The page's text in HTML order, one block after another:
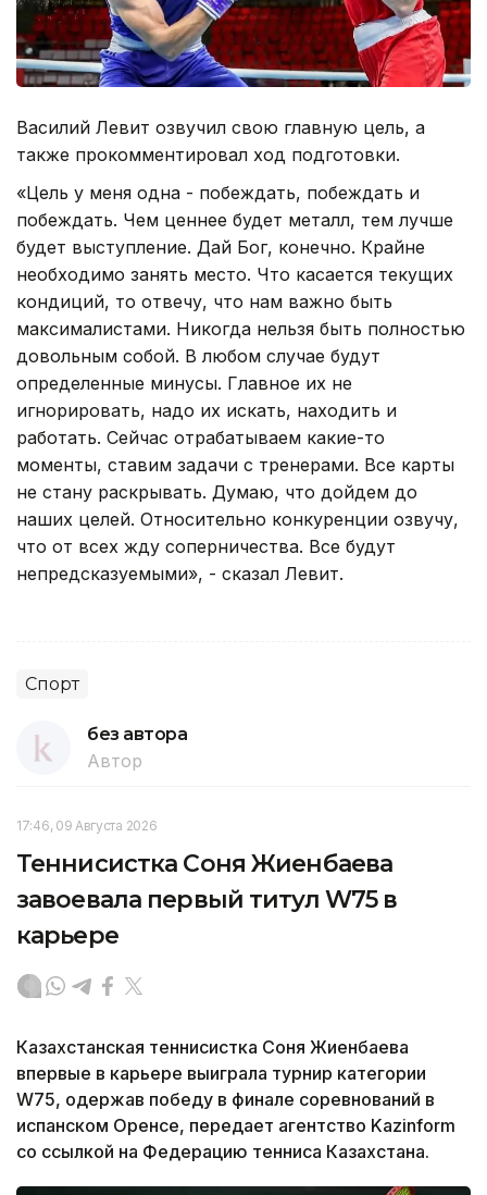
Василий Левит озвучил свою главную цель, а
также прокомментировал ход подготовки.
«Цель у меня одна - побеждать, побеждать и
побеждать. Чем ценнее будет металл, тем лучше
будет выступление. Дай Бог, конечно. Крайне
необходимо занять место. Что касается текущих
кондиций, то отвечу, что нам важно быть
максималистами. Никогда нельзя быть полностью
довольным собой. В любом случае будут
определенные минусы. Главное их не
игнорировать, надо их искать, находить и
работать. Сейчас отрабатываем какие-то
моменты, ставим задачи с тренерами. Все карты
не стану раскрывать. Думаю, что дойдем до
наших целей. Относительно конкуренции озвучу,
что от всех жду соперничества. Все будут
непредсказуемыми», - сказал Левит.
Спорт
без автора
Автор
17:46, 09 Августа 2026
Теннисистка Соня Жиенбаева
завоевала первый титул W75 в
карьере
Казахстанская теннисистка Соня Жиенбаева
впервые в карьере выиграла турнир категории
W75, одержав победу в финале соревнований в
испанском Оренсе, передает агентство Kazinform
со ссылкой на Федерацию тенниса Казахстана.